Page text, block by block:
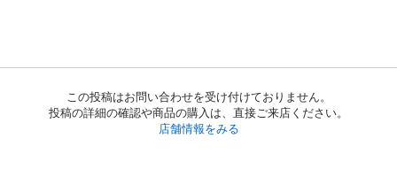
この投稿はお問い合わせを受け付けておりません。
投稿の詳細の確認や商品の購入は、直接ご来店ください。
店舗情報をみる